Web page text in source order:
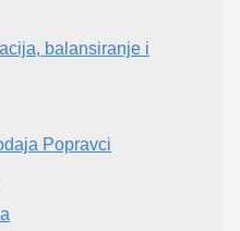
balansiranje i
Popravci